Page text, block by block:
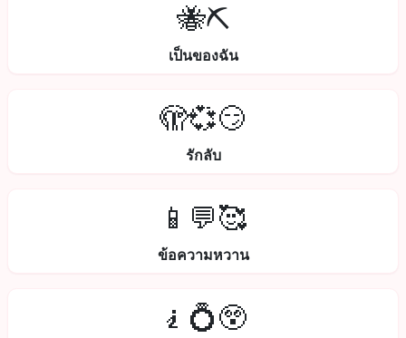
🐝⛏️
เป็นของฉัน
🫣💞😏
รักลับ
📱💬🥰
ข้อความหวาน
🧎💍😲